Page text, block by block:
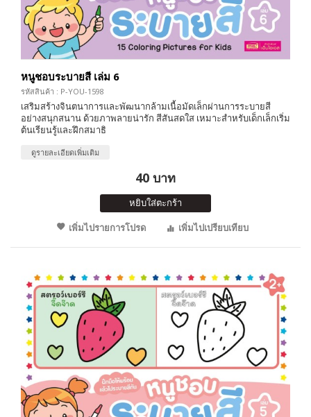
หนูชอบระบายสี เล่ม 6
รหัสสินค้า : P-YOU-1598
เสริมสร้างจินตนาการและพัฒนากล้ามเนื้อมัดเล็กผ่านการระบายสี
อย่างสนุกสนาน ด้วยภาพลายน่ารัก สีสันสดใส เหมาะสำหรับเด็กเล็กเริ่ม
ต้นเรียนรู้และฝึกสมาธิ
ดูรายละเอียดเพิ่มเติม
40 บาท
หยิบใส่ตะกร้า
เพิ่มไปรายการโปรด
เพิ่มไปเปรียบเทียบ